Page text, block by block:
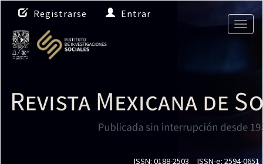
N
a
v
e
g
i
ó
Registrarse Entrar
ISSN: 0188-2503 ISSN-e: 2594-0651